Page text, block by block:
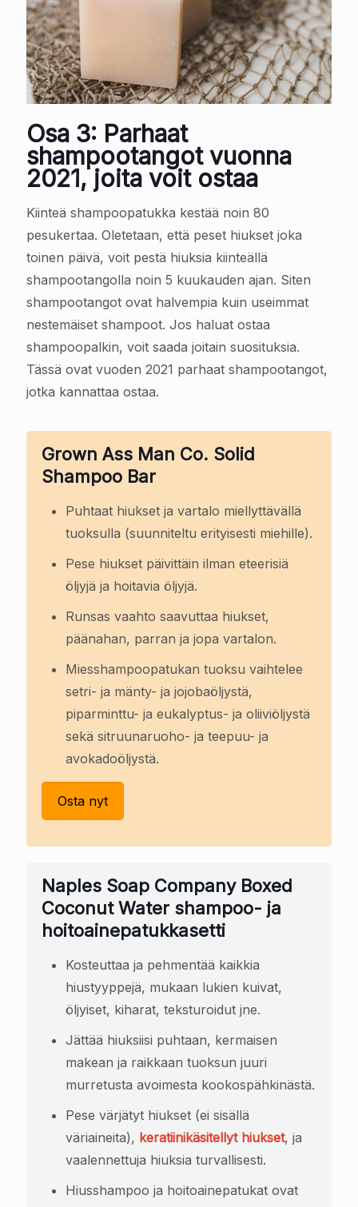
Osa 3: Parhaat
shampootangot vuonna
2021, joita voit ostaa
Kiinteä shampoopatukka kestää noin 80
pesukertaa. Oletetaan, että peset hiukset joka
toinen päivä, voit pestä hiuksia kiinteällä
shampootangolla noin 5 kuukauden ajan. Siten
shampootangot ovat halvempia kuin useimmat
nestemäiset shampoot. Jos haluat ostaa
shampoopalkin, voit saada joitain suosituksia.
Tässä ovat vuoden 2021 parhaat shampootangot,
jotka kannattaa ostaa.
Grown Ass Man Co. Solid
Shampoo Bar
Puhtaat hiukset ja vartalo miellyttävällä
tuoksulla (suunniteltu erityisesti miehille).
Pese hiukset päivittäin ilman eteerisiä
öljyjä ja hoitavia öljyjä.
Runsas vaahto saavuttaa hiukset,
päänahan, parran ja jopa vartalon.
Miesshampoopatukan tuoksu vaihtelee
setri- ja mänty- ja jojobaöljystä,
piparminttu- ja eukalyptus- ja oliiviöljystä
sekä sitruunaruoho- ja teepuu- ja
avokadoöljystä.
Osta nyt
Naples Soap Company Boxed
Coconut Water shampoo- ja
hoitoainepatukkasetti
Kosteuttaa ja pehmentää kaikkia
hiustyyppejä, mukaan lukien kuivat,
öljyiset, kiharat, teksturoidut jne.
Jättää hiuksiisi puhtaan, kermaisen
makean ja raikkaan tuoksun juuri
murretusta avoimesta kookospähkinästä.
Pese värjätyt hiukset (ei sisällä
väriaineita), keratiinikäsitellyt hiukset, ja
vaalennettuja hiuksia turvallisesti.
Hiusshampoo ja hoitoainepatukat ovat